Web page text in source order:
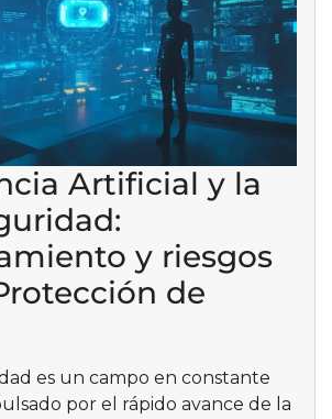
Artificial y la
y riesgos
de
es un campo en constante
por el rápido avance de la